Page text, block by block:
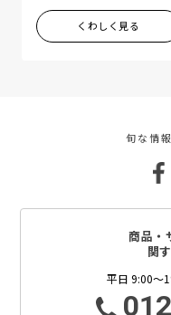
くわしく見る
旬な情
商品・
関
平日 9:00～